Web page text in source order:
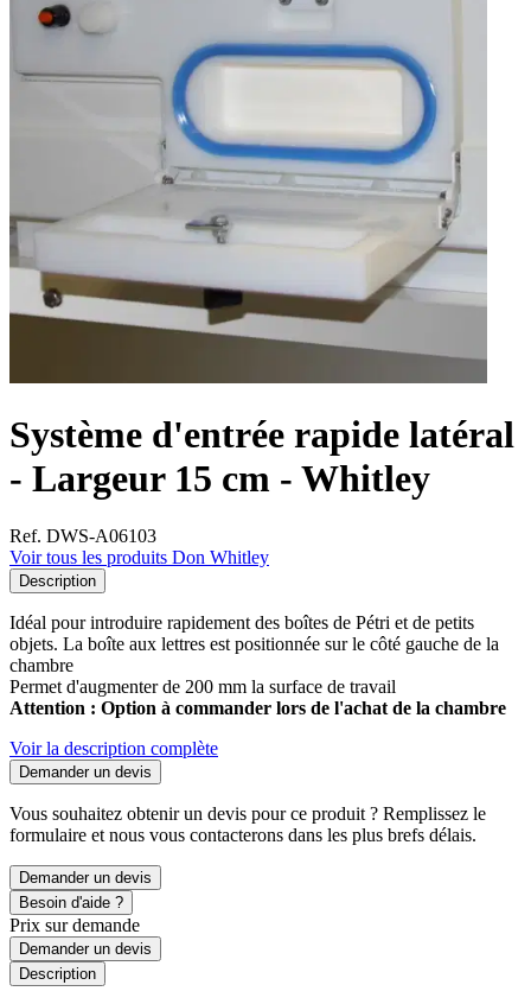
Système d'entrée rapide latéral
- Largeur 15 cm - Whitley
Ref. DWS-A06103
Voir tous les produits Don Whitley
Description
Idéal pour introduire rapidement des boîtes de Pétri et de petits
objets. La boîte aux lettres est positionnée sur le côté gauche de la
chambre
Permet d'augmenter de 200 mm la surface de travail
Attention : Option à commander lors de l'achat de la chambre
Voir la description complète
Demander un devis
Vous souhaitez obtenir un devis pour ce produit ? Remplissez le
formulaire et nous vous contacterons dans les plus brefs délais.
Demander un devis
Besoin d'aide ?
Prix sur demande
Demander un devis
Description